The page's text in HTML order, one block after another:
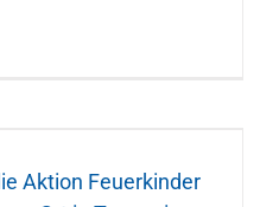
Aktion Feuerkinder